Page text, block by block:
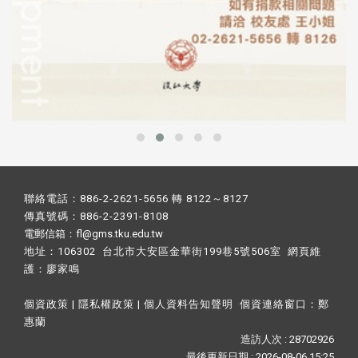
聯絡電話：886-2-2621-5656 轉 8122～8127
傳真號碼：886-2-2391-8108
電郵信箱：fl@gms.tku.edu.tw
地址：106302 台北市大安區金華街199巷5號506室 網頁維
護： 廖家鳴​
個資政策 | 隱私權政策 | 個人資料告知聲明 個資連絡窗口： 鄭
惠蘭
造訪人次 : 28702926